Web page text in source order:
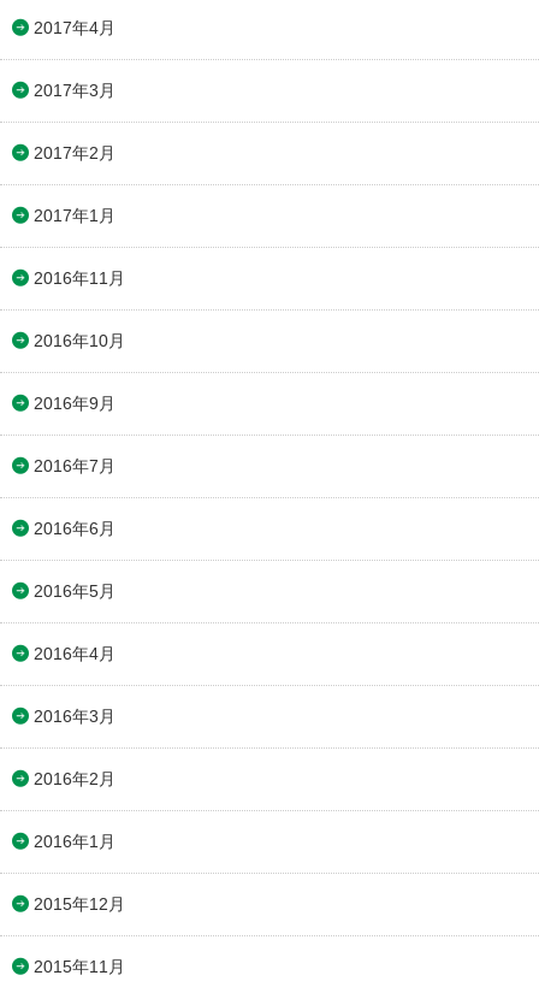
2017年4月
2017年3月
2017年2月
2017年1月
2016年11月
2016年10月
2016年9月
2016年7月
2016年6月
2016年5月
2016年4月
2016年3月
2016年2月
2016年1月
2015年12月
2015年11月